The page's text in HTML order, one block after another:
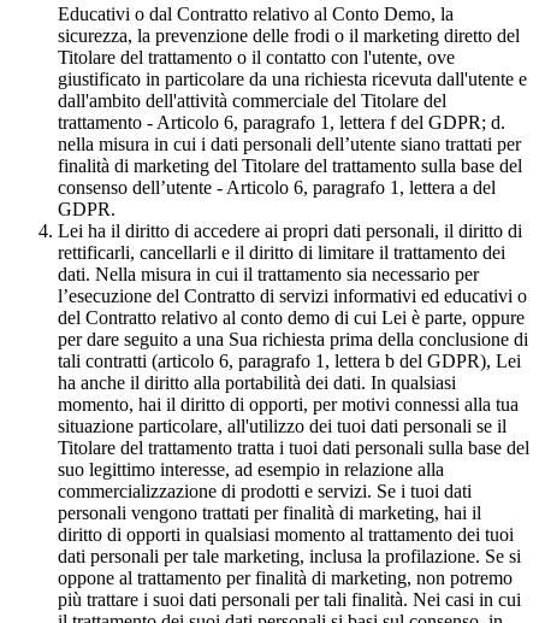
Educativi o dal Contratto relativo al Conto Demo, la
sicurezza, la prevenzione delle frodi o il marketing diretto del
Titolare del trattamento o il contatto con l'utente, ove
giustificato in particolare da una richiesta ricevuta dall'utente e
dall'ambito dell'attività commerciale del Titolare del
trattamento - Articolo 6, paragrafo 1, lettera f del GDPR; d.
nella misura in cui i dati personali dell’utente siano trattati per
finalità di marketing del Titolare del trattamento sulla base del
consenso dell’utente - Articolo 6, paragrafo 1, lettera a del
GDPR.
Lei ha il diritto di accedere ai propri dati personali, il diritto di
rettificarli, cancellarli e il diritto di limitare il trattamento dei
dati. Nella misura in cui il trattamento sia necessario per
l’esecuzione del Contratto di servizi informativi ed educativi o
del Contratto relativo al conto demo di cui Lei è parte, oppure
per dare seguito a una Sua richiesta prima della conclusione di
tali contratti (articolo 6, paragrafo 1, lettera b del GDPR), Lei
ha anche il diritto alla portabilità dei dati. In qualsiasi
momento, hai il diritto di opporti, per motivi connessi alla tua
situazione particolare, all'utilizzo dei tuoi dati personali se il
Titolare del trattamento tratta i tuoi dati personali sulla base del
suo legittimo interesse, ad esempio in relazione alla
commercializzazione di prodotti e servizi. Se i tuoi dati
personali vengono trattati per finalità di marketing, hai il
diritto di opporti in qualsiasi momento al trattamento dei tuoi
dati personali per tale marketing, inclusa la profilazione. Se si
oppone al trattamento per finalità di marketing, non potremo
più trattare i suoi dati personali per tali finalità. Nei casi in cui